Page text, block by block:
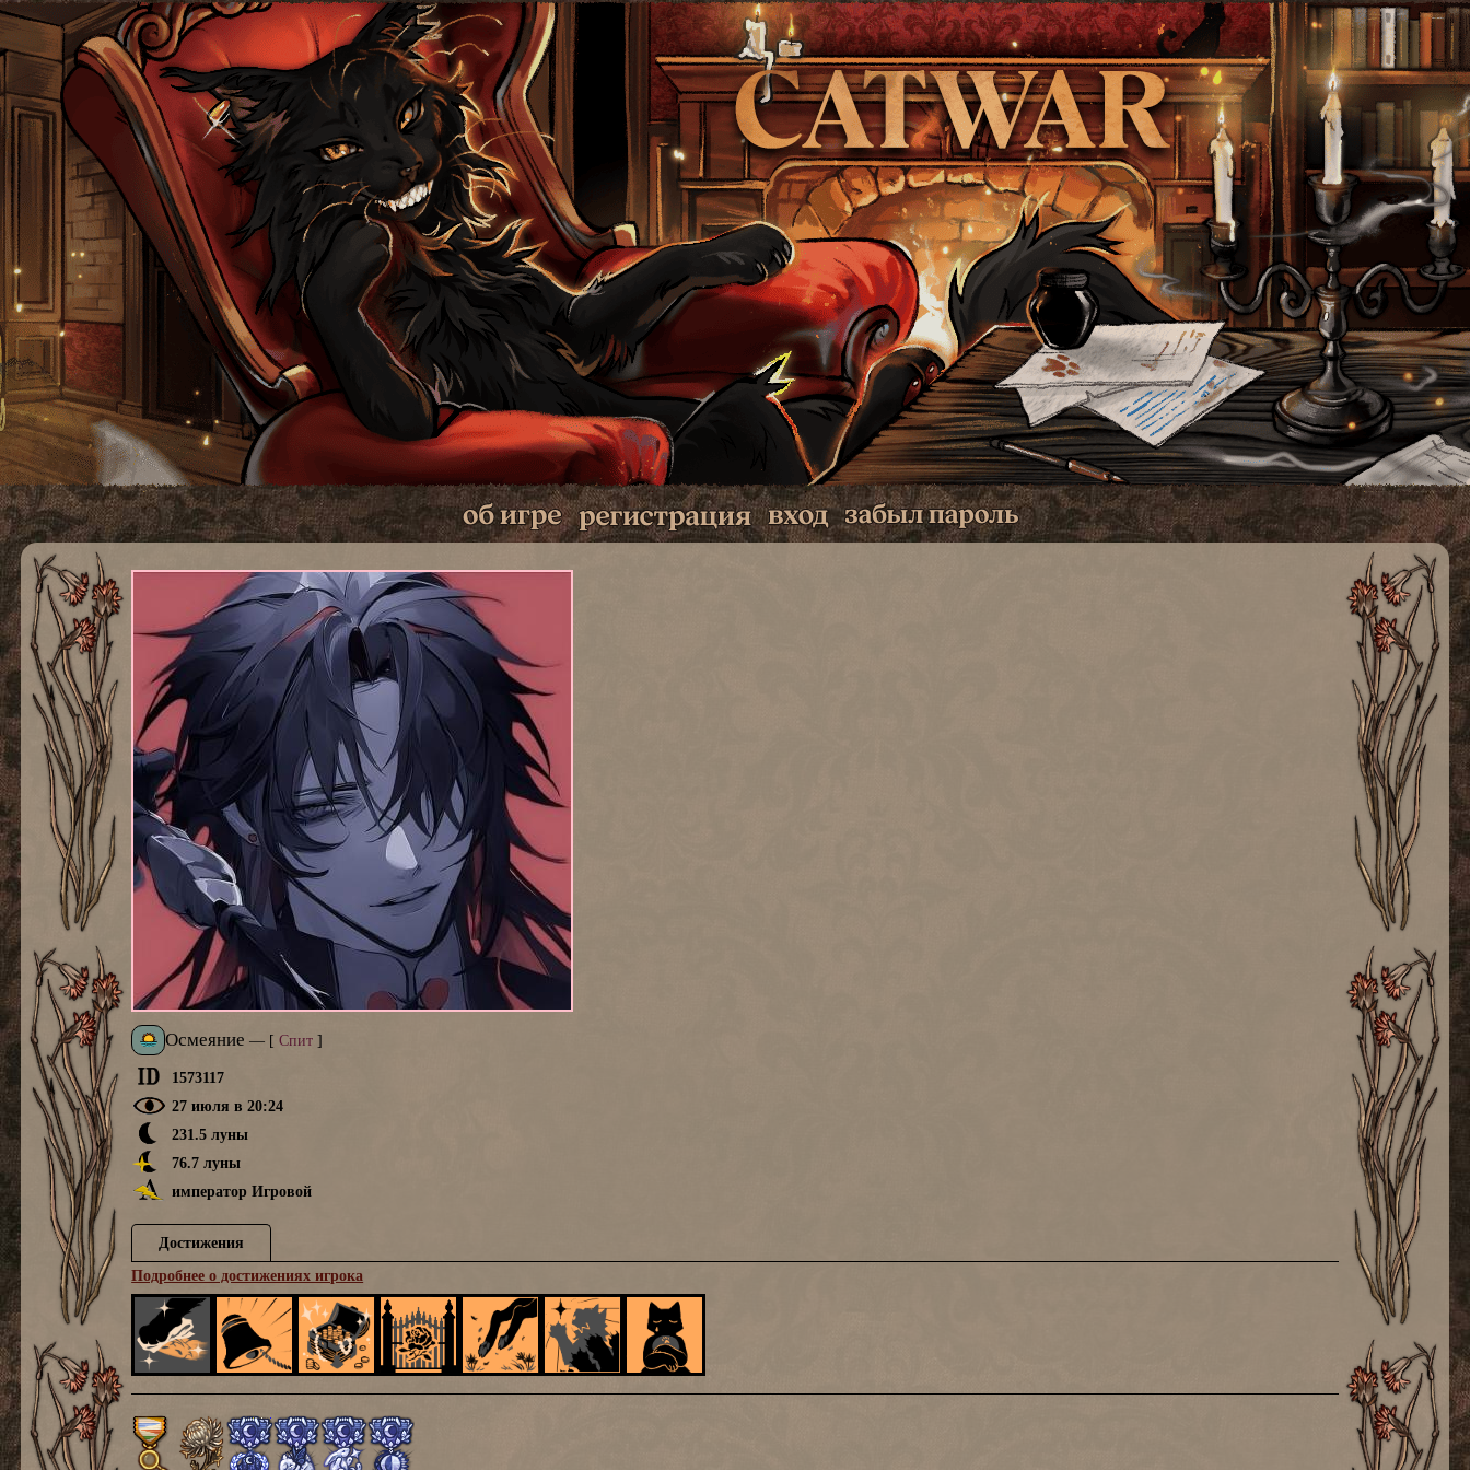
Осмеяние — [ Спит]
1573117
27 июля в 20:24
231.5 луны
76.7 луны
император Игровой
Достижения
Подробнее о достижениях игрока